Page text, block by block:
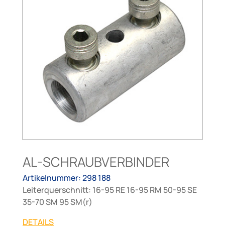
AL-SCHRAUBVERBINDER
Artikelnummer: 298 188
Leiterquerschnitt: 16-95 RE 16-95 RM 50-95 SE
35-70 SM 95 SM(r)
DETAILS